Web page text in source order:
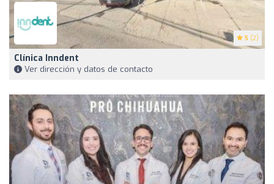
5 (2)
Clínica Inndent
Ver dirección y datos de contacto